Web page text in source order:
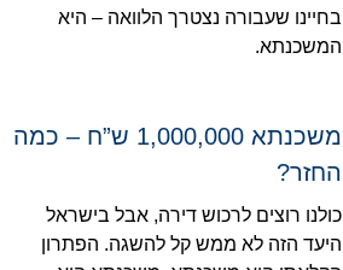
בחיינו שעבורה נצטרך הלוואה – היא
המשכנתא.
משכנתא 1,000,000 ש”ח – כמה
החזר?
כולנו רוצים לרכוש דירה, אבל בישראל
היעד הזה לא ממש קל להשגה. הפתרון